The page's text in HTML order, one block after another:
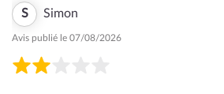
S Simon
Avis publié le 07/08/2026